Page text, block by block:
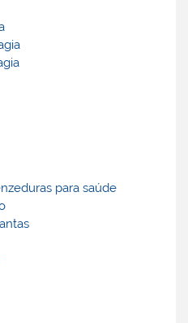
para saúde